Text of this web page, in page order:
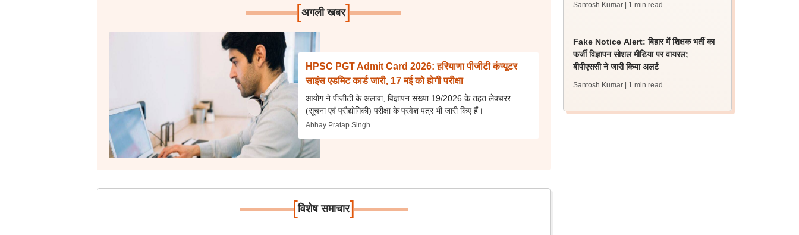
[अगली खबर]
HPSC PGT Admit Card 2026: हरियाणा पीजीटी कंप्यूटर
साइंस एडमिट कार्ड जारी, 17 मई को होगी परीक्षा
आयोग ने पीजीटी के अलावा, विज्ञापन संख्या 19/2026 के तहत लेक्चरर
(सूचना एवं प्रौद्योगिकी) परीक्षा के प्रवेश पत्र भी जारी किए हैं।
Abhay Pratap Singh
[विशेष समाचार]
Santosh Kumar | 1 min read
Fake Notice Alert: बिहार में शिक्षक भर्ती का
फर्जी विज्ञापन सोशल मीडिया पर वायरल;
बीपीएससी ने जारी किया अलर्ट
Santosh Kumar | 1 min read